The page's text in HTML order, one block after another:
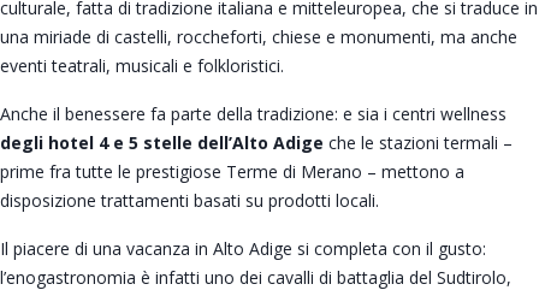
culturale, fatta di tradizione italiana e mitteleuropea, che si traduce in
una miriade di castelli, roccheforti, chiese e monumenti, ma anche
eventi teatrali, musicali e folkloristici.
Anche il benessere fa parte della tradizione: e sia i centri wellness
degli hotel 4 e 5 stelle dell’Alto Adige che le stazioni termali –
prime fra tutte le prestigiose Terme di Merano – mettono a
disposizione trattamenti basati su prodotti locali.
Il piacere di una vacanza in Alto Adige si completa con il gusto:
l’enogastronomia è infatti uno dei cavalli di battaglia del Sudtirolo,